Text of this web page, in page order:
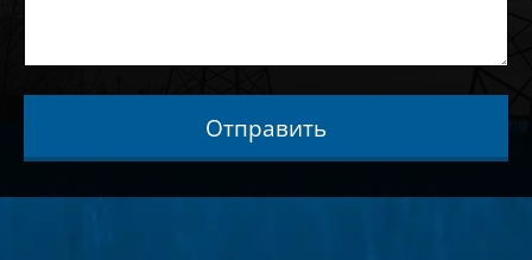
Отправить